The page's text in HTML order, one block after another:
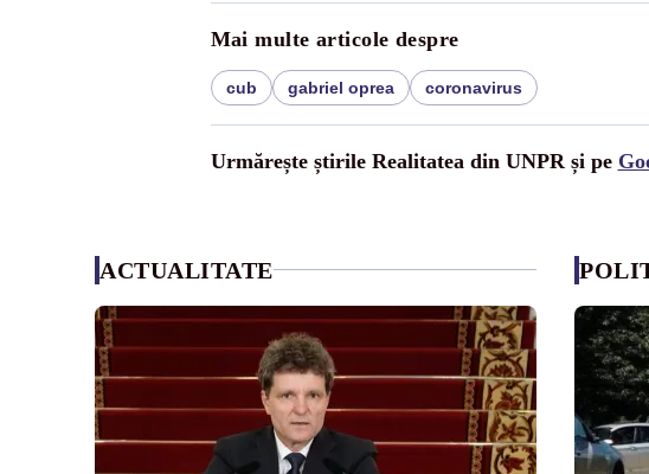
Mai multe articole despre
cub gabriel oprea coronavirus
Urmărește știrile Realitatea din UNPR și pe
ACTUALITATE